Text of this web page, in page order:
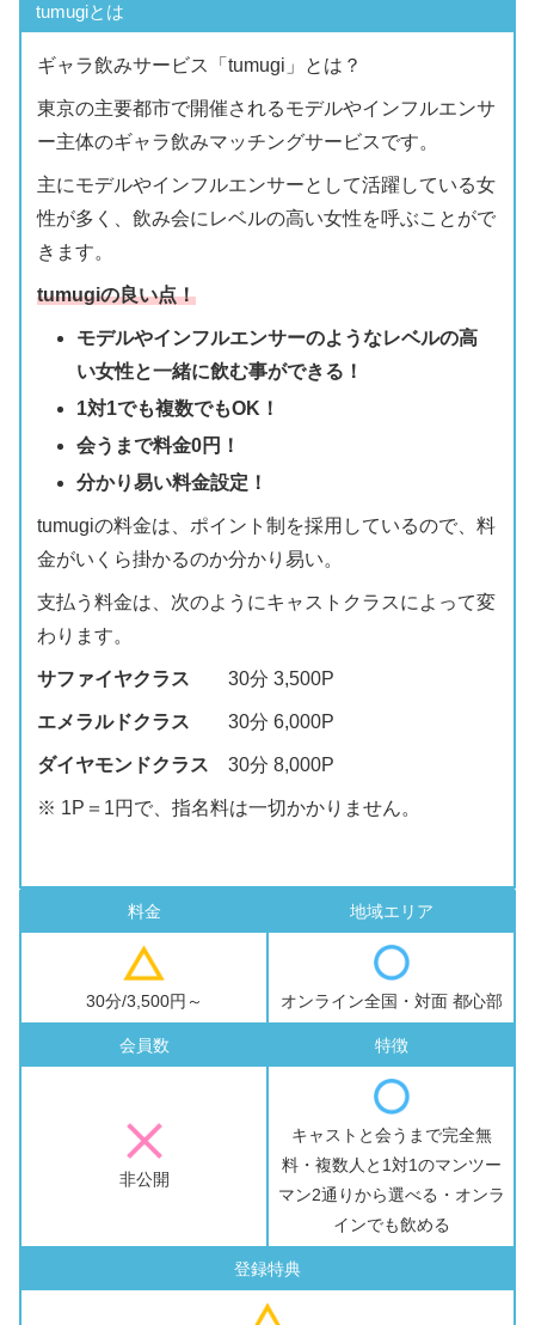
tumugiとは
ギャラ飲みサービス「tumugi」とは？
東京の主要都市で開催されるモデルやインフルエンサ
ー主体のギャラ飲みマッチングサービスです。
主にモデルやインフルエンサーとして活躍している女
性が多く、飲み会にレベルの高い女性を呼ぶことがで
きます。
tumugiの良い点！
モデルやインフルエンサーのようなレベルの高
い女性と一緒に飲む事ができる！
1対1でも複数でもOK！
会うまで料金0円！
分かり易い料金設定！
tumugiの料金は、ポイント制を採用しているので、料
金がいくら掛かるのか分かり易い。
支払う料金は、次のようにキャストクラスによって変
わります。
サファイヤクラス 30分 3,500P
エメラルドクラス 30分 6,000P
ダイヤモンドクラス 30分 8,000P
※ 1P＝1円で、指名料は一切かかりません。
料金
30分/3,500円～
地域エリア
オンライン全国・対面 都心部
会員数
非公開
特徴
キャストと会うまで完全無
料・複数人と1対1のマンツー
マン2通りから選べる・オンラ
インでも飲める
登録特典